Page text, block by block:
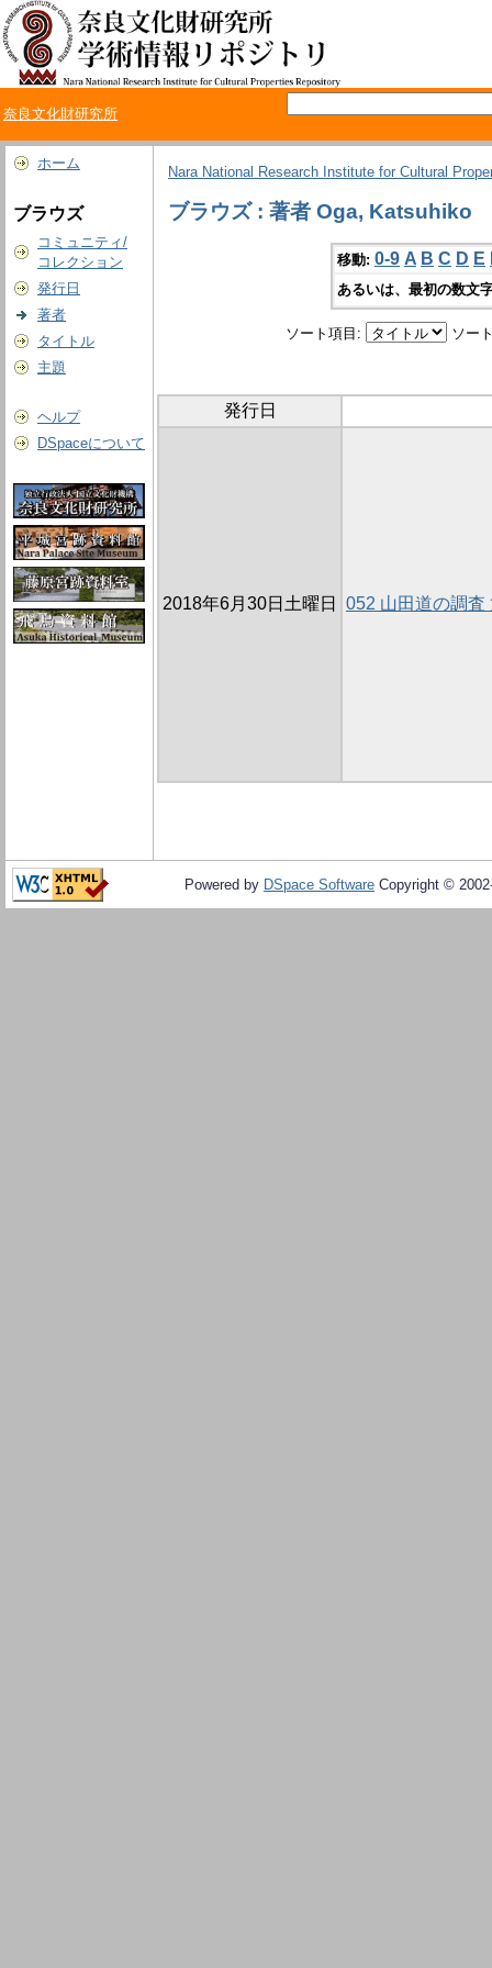
奈良文化財研究所
ホーム
ブラウズ
コミュニティ/
コレクション
発行日
著者
タイトル
主題
ヘルプ
DSpaceについて
Nara National Research Institute for Cultural
ブラウズ : 著者 Oga, Katsuhiko
移動: 0-9 A B C D E
あるいは、最初の数文
ソート項目: ソー
発行日
2018年6月30日土曜日 052 山田道の調査
Powered by DSpace Software Copyright ©